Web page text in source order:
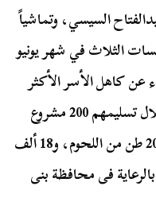
السيسي، وتماشياً
الثلاث في شهر يونيو
كاهل الأسر الأكثر
احتياجًا، وتمكينهم اقتصادياً، من خلال تسليمهم 200 مشروع
اقتصادي، وتقديم دعم غذائي بنحو 20 طن من اللحوم، و18 ألف
فى محافظة بنى